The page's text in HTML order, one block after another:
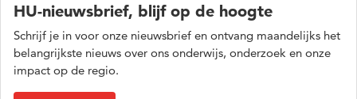
HU-nieuwsbrief, blijf op de hoogte
Schrijf je in voor onze nieuwsbrief en ontvang maandelijks het
belangrijkste nieuws over ons onderwijs, onderzoek en onze
impact op de regio.